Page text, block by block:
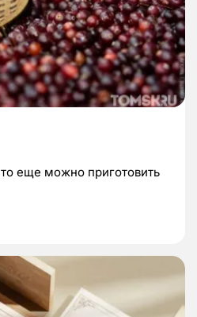
еще можно приготовить